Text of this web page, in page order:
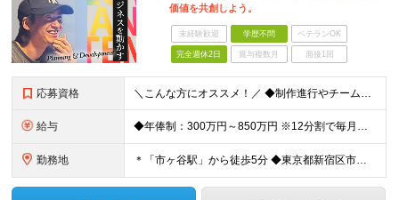
価値を共創しよう。
未経験歓迎 学歴不問 ベテランOK
完全週休2日 賞与複数月 面接1回
応募資格 ＼こんな方にオススメ！／ ◆制作進行やチームでのプロジェクト経験がある方 ◆クライアントや社内メンバーと円滑にコミュニケーションを取れる方 ◆WEBやアプリ制作の進行やディレクションの実務経験をお持
給与 ◆年俸制：300万円～850万円 ※12分割で毎月支給 ※アシスタント（WEBディレクターを目指しているWEBデザイナーや コーダーなど関連スキルをお持ちの方、新卒や第二新卒の方）も含め、 スキル
勤務地 ＊「市ヶ谷駅」から徒歩5分 ◆東京都新宿区市谷左内町5 4F (変更の範囲)上記を除く当社関連勤務地